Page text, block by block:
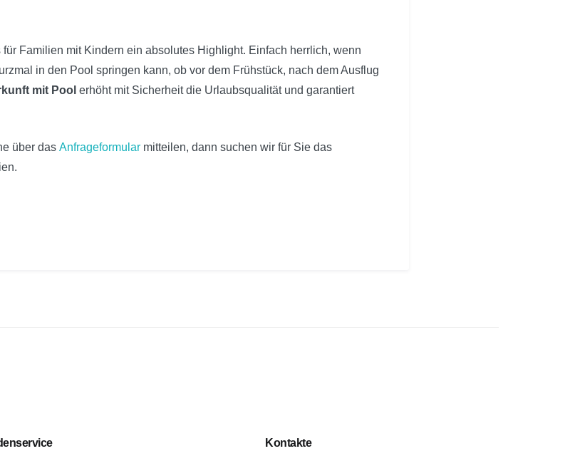
für Familien mit Kindern ein absolutes Highlight. Einfach herrlich, wenn
in den Pool springen kann, ob vor dem Frühstück, nach dem Ausflug
mit Pool erhöht mit Sicherheit die Urlaubsqualität und garantiert
über das Anfrageformular mitteilen, dann suchen wir für Sie das
Kontakte